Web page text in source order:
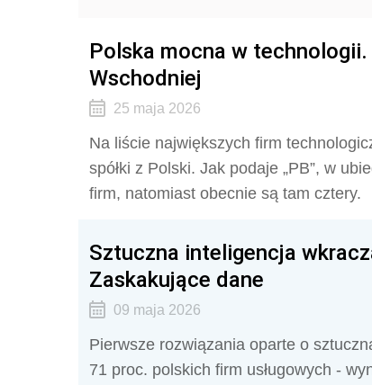
Polska mocna w
Wschodniej
25 maja 2026
Na liście największych firm
spółki z Polski. Jak podaje „PB”, w
firm, natomiast obecnie są tam cztery.
Sztuczna inteligencja
Zaskakujące dane
09 maja 2026
Pierwsze rozwiązania oparte o
71 proc. polskich firm usługowych -